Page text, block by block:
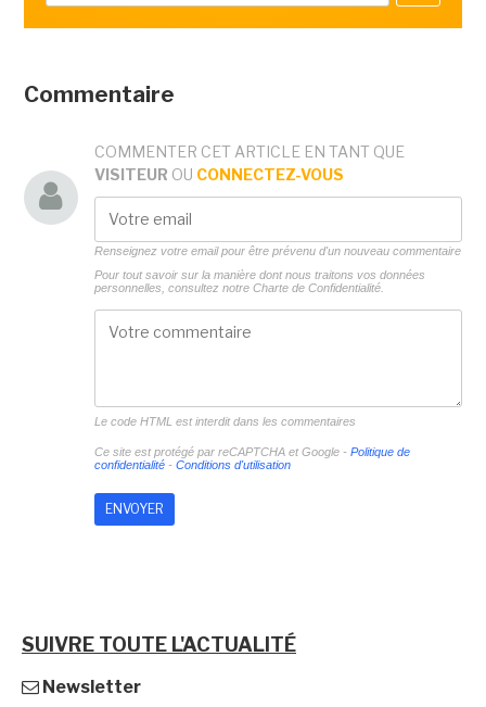
Commentaire
COMMENTER CET ARTICLE EN TANT QUE
VISITEUR OU CONNECTEZ-VOUS
Renseignez votre email pour être prévenu d'un nouveau commentaire
Pour tout savoir sur la manière dont nous traitons vos données
personnelles, consultez notre Charte de Confidentialité.
Le code HTML est interdit dans les commentaires
Ce site est protégé par reCAPTCHA et Google - Politique de
confidentialité- Conditions d'utilisation
SUIVRE TOUTE L'ACTUALITÉ
Newsletter